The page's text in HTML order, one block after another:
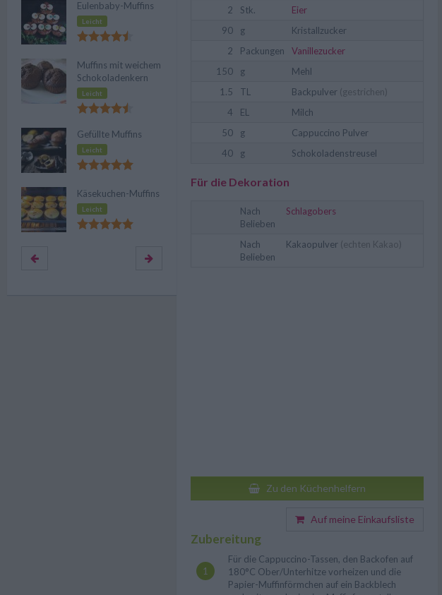
2
Stk.
Eier
90
g
Kristallzucker
2
Packungen
Vanillezucker
150
g
Mehl
1.5
TL Backpulver (gestrichen)
4
EL
Milch
50
g
Cappuccino Pulver
40
g Schokoladenstreusel
Für die Dekoration
Nach
Belieben
Schlagobers
Nach
Belieben
Kakaopulver (echten Kakao)
Zu den Küchenhelfern
Auf meine Einkaufsliste
Zubereitung
Für die Cappuccino-Tassen, den Backofen auf
180°C Ober/Unterhitze vorheizen und die
Papier-Muffinförmchen auf ein Backblech
Eulenbaby-Muffins
Leicht
Muffins mit weichem
Schokoladenkern
Leicht
Gefüllte Muffins
Leicht
Käsekuchen-Muffins
Leicht